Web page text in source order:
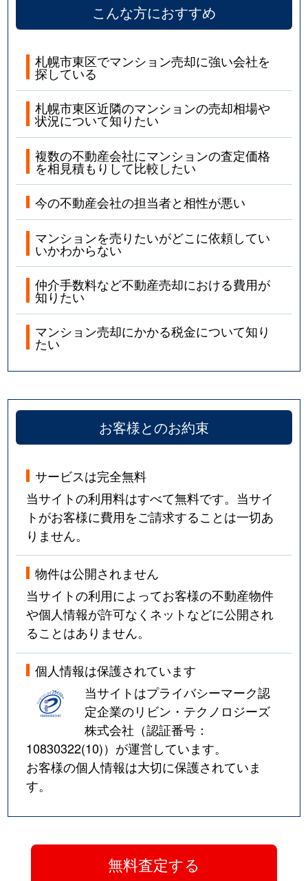
こんな方におすすめ
札幌市東区でマンション売却に強い会社を
探している
札幌市東区近隣のマンションの売却相場や
状況について知りたい
複数の不動産会社にマンションの査定価格
を相見積もりして比較したい
今の不動産会社の担当者と相性が悪い
マンションを売りたいがどこに依頼してい
いかわからない
仲介手数料など不動産売却における費用が
知りたい
マンション売却にかかる税金について知り
たい
お客様とのお約束
サービスは完全無料
当サイトの利用料はすべて無料です。当サイ
トがお客様に費用をご請求することは一切あ
りません。
物件は公開されません
当サイトの利用によってお客様の不動産物件
や個人情報が許可なくネットなどに公開され
ることはありません。
個人情報は保護されています
当サイトはプライバシーマーク認
定企業のリビン・テクノロジーズ
株式会社（認証番号：
10830322(10)）が運営しています。
お客様の個人情報は大切に保護されていま
す。